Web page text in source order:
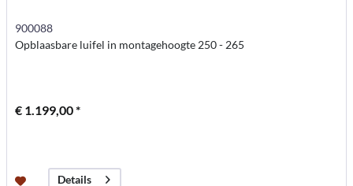
900088
Opblaasbare luifel in montagehoogte 250 - 265
€ 1.199,00 *
Details